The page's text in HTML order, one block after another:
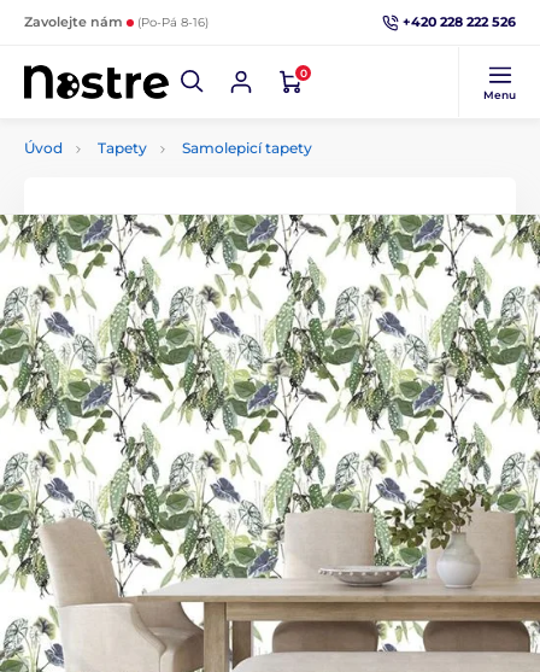
Zavolejte nám (Po-Pá 8-16) +420 228 222 526
0
Menu
Úvod Tapety Samolepicí tapety